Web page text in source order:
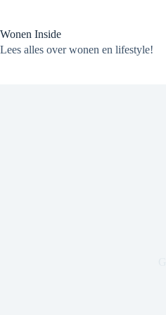
de
inhoud
Wonen Inside
Lees alles over wonen en lifestyle!